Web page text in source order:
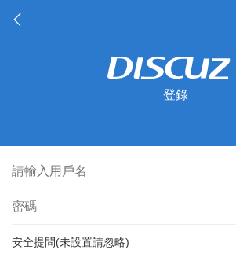
登錄
安全提問(未設置請忽略)